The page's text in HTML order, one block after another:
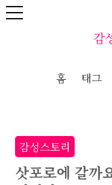
본문 바로가기
감
홈 태그
감성스토리
삿포로에 갈까